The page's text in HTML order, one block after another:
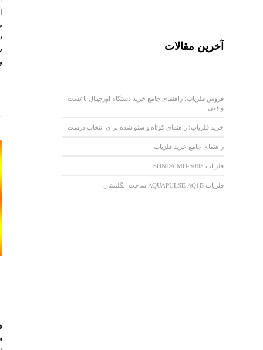
آخرین مقالات
فروش فلزیاب؛ راهنمای جامع خرید دستگاه اورجینال با تست
واقعی
خرید فلزیاب؛ راهنمای کوتاه و سئو شده برای انتخاب درست
راهنمای جامع خرید فلزیاب
فلزیاب SONDA MD-5008
فلزیاب AQUAPULSE AQ1B ساخت انگلستان